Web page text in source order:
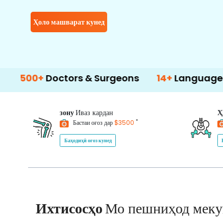
Ҳоло машварат кунед
& Surgeons 14+Language Support
зонуИваз кардан
Бастаи оғоз дар$3500 *
Баҳодиҳӣ оғоз кунед
ИхтисосҳоМо пешниҳод